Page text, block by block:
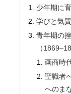
少年期に
学びと気
青年期の
（
画商時
聖職者
へのま